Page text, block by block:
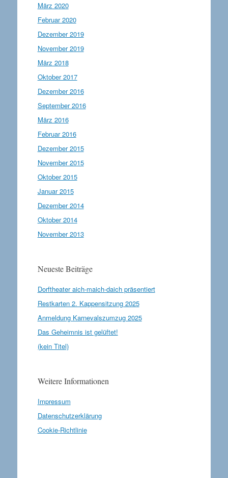
März 2020
Februar 2020
Dezember 2019
November 2019
März 2018
Oktober 2017
Dezember 2016
September 2016
März 2016
Februar 2016
Dezember 2015
November 2015
Oktober 2015
Januar 2015
Dezember 2014
Oktober 2014
November 2013
Neueste Beiträge
Dorftheater aich-maich-daich präsentiert
Restkarten 2. Kappensitzung 2025
Anmeldung Karnevalszumzug 2025
Das Geheimnis ist gelüftet!
(kein Titel)
Weitere Informationen
Impressum
Datenschutzerklärung
Cookie-Richtlinie